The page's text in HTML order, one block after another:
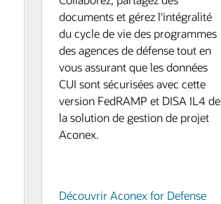
documents et gérez l'intégralité
du cycle de vie des programmes
des agences de défense tout en
vous assurant que les données
CUI sont sécurisées avec cette
version FedRAMP et DISA IL4 de
la solution de gestion de projet
Aconex.
Découvrir Aconex for Defense